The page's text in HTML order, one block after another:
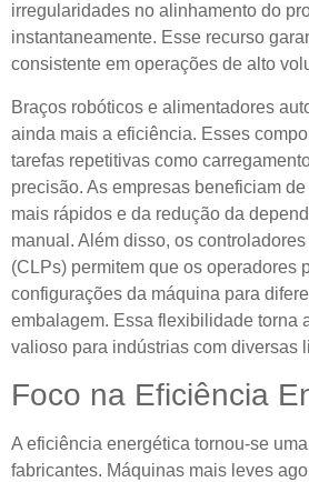
irregularidades no alinhamento do
instantaneamente. Esse recurso
consistente em operações de alto
Braços robóticos e alimentadores
ainda mais a eficiência. Esses
tarefas repetitivas como
precisão. As empresas beneficiam
mais rápidos e da redução da
manual. Além disso, os
(CLPs) permitem que os operadores
configurações da máquina para
embalagem. Essa flexibilidade torna
valioso para indústrias com diversas
Foco na Eficiência
A eficiência energética tornou-se
fabricantes. Máquinas mais leves